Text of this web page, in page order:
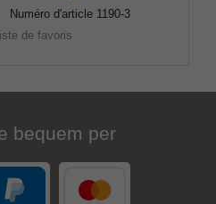
Numéro d'article 1190-3
de favoris
bequem per